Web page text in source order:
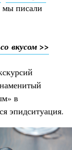
мы писали
вкусом >>
в
эпидситуация.